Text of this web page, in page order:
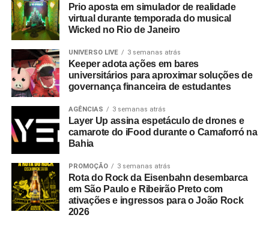
Prio aposta em simulador de realidade
virtual durante temporada do musical
Wicked no Rio de Janeiro
UNIVERSO LIVE 3 semanas atrás
Keeper adota ações em bares
universitários para aproximar soluções de
governança financeira de estudantes
AGÊNCIAS 3 semanas atrás
Layer Up assina espetáculo de drones e
camarote do iFood durante o Camaforró na
Bahia
PROMOÇÃO 3 semanas atrás
Rota do Rock da Eisenbahn desembarca
em São Paulo e Ribeirão Preto com
ativações e ingressos para o João Rock
2026